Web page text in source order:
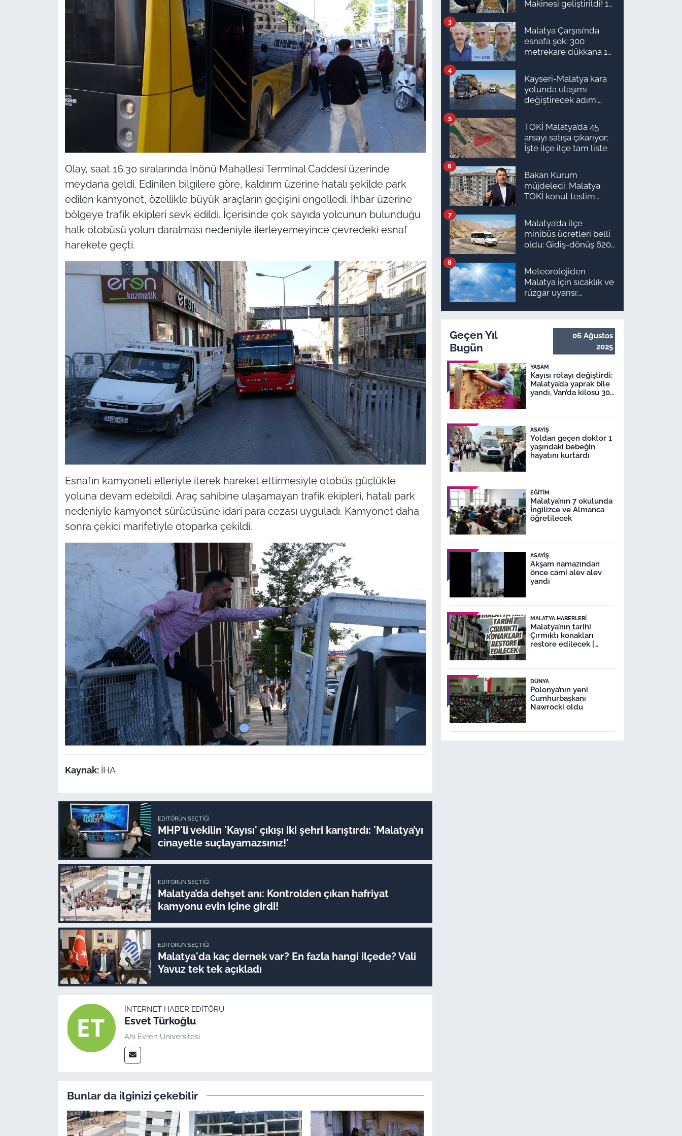
Olay, saat 16.30 sıralarında İnönü Mahallesi Terminal Caddesi üzerinde
meydana geldi. Edinilen bilgilere göre, kaldırım üzerine hatalı şekilde park
edilen kamyonet, özellikle büyük araçların geçişini engelledi. İhbar üzerine
bölgeye trafik ekipleri sevk edildi. İçerisinde çok sayıda yolcunun bulunduğu
halk otobüsü yolun daralması nedeniyle ilerleyemeyince çevredeki esnaf
harekete geçti.
Esnafın kamyoneti elleriyle iterek hareket ettirmesiyle otobüs güçlükle
yoluna devam edebildi. Araç sahibine ulaşamayan trafik ekipleri, hatalı park
nedeniyle kamyonet sürücüsüne idari para cezası uyguladı. Kamyonet daha
sonra çekici marifetiyle otoparka çekildi.
Kaynak: İHA
EDITÖRÜN SEÇTIĞI
MHP'li vekilin 'Kayısı' çıkışı iki şehri karıştırdı: 'Malatya’yı
cinayetle suçlayamazsınız!'
EDITÖRÜN SEÇTIĞI
Malatya’da dehşet anı: Kontrolden çıkan hafriyat
kamyonu evin içine girdi!
EDITÖRÜN SEÇTIĞI
Malatya'da kaç dernek var? En fazla hangi ilçede? Vali
Yavuz tek tek açıkladı
İNTERNET HABER EDITÖRÜ
Esvet Türkoğlu
Ahi Evren Üniversitesi
Bunlar da ilginizi çekebilir
Makinesi geliştirildi! 16
Malatya Çarşısı’nda
esnafa şok: 300
metrekare dükkana 1
3
Kayseri-Malatya kara
yolunda ulaşımı
değiştirecek adım:
4
TOKİ Malatya’da 45
arsayı satışa çıkarıyor:
İşte ilçe ilçe tam liste
5
Bakan Kurum
müjdeledi: Malatya
TOKİ konut teslim
ilçe ilçe teslimat
takvimi ve ödeme
planı
6
Malatya’da ilçe
minibüs ücretleri belli
oldu: Gidiş-dönüş 620
7
Meteorolojiden
Malatya için sıcaklık ve
rüzgar uyarısı:
dereceyi görecek
8
Geçen Yıl
Bugün
06 Ağustos
2025
YAŞAM
Kayısı rotayı değiştirdi:
Malatya’da yaprak bile
yandı, Van’da kilosu 300
ASAYIŞ
Yoldan geçen doktor 1
yaşındaki bebeğin
hayatını kurtardı
EĞITIM
Malatya’nın 7 okulunda
İngilizce ve Almanca
öğretilecek
ASAYIŞ
Akşam namazından
önce cami alev alev
yandı
MALATYA HABERLERI
Malatya’nın tarihi
Çırmıktı konakları
restore edilecek |
restorasyon
DÜNYA
Polonya’nın yeni
Cumhurbaşkanı
Nawrocki oldu